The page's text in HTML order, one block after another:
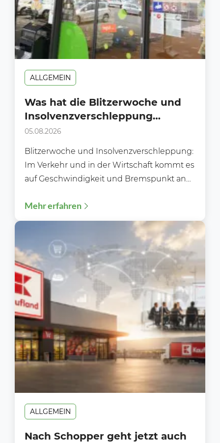
ALLGEMEIN
Was hat die Blitzerwoche und
Insolvenzverschleppung
gemeinsam?
05.08.2026
Blitzerwoche und Insolvenzverschleppung:
Im Verkehr und in der Wirtschaft kommt es
auf Geschwindigkeit und Bremspunkt an
Mehr erfahren
ALLGEMEIN
Nach Schopper geht jetzt auch